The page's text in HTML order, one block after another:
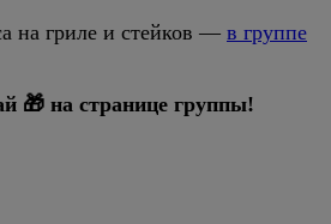
на гриле и стейков — в группе
🎁 на странице группы!